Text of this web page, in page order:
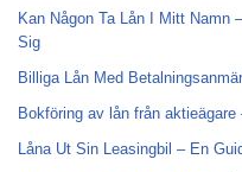
Kan Någon Ta Lån I Mitt Namn
Sig
Billiga Lån Med
Bokföring av lån från
Låna Ut Sin Leasingbil – En